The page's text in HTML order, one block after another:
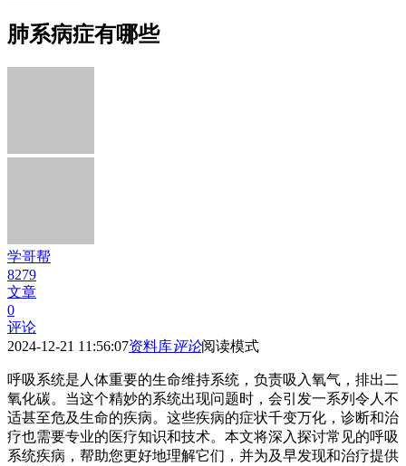
肺系病症有哪些
学哥帮
8279
文章
0
评论
2024-12-21 11:56:07资料库评论阅读模式
呼吸系统是人体重要的生命维持系统，负责吸入氧气，排出二
氧化碳。当这个精妙的系统出现问题时，会引发一系列令人不
适甚至危及生命的疾病。这些疾病的症状千变万化，诊断和治
疗也需要专业的医疗知识和技术。本文将深入探讨常见的呼吸
系统疾病，帮助您更好地理解它们，并为及早发现和治疗提供